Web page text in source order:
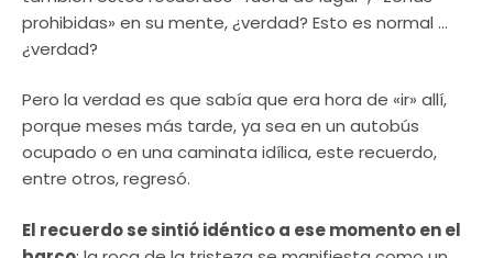
prohibidas» en su mente, ¿verdad? Esto es normal …
¿verdad?
Pero la verdad es que sabía que era hora de «ir» allí,
porque meses más tarde, ya sea en un autobús
ocupado o en una caminata idílica, este recuerdo,
entre otros, regresó.
El recuerdo se sintió idéntico a ese momento en el